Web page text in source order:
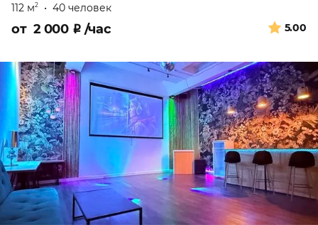
112 м2 • 40 человек
5.00
от 2 000 ₽ /час